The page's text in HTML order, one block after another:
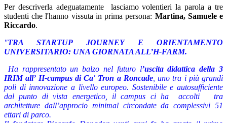
Per descriverla adeguatamente lasciamo volentieri la parola a tre
studenti che l'hanno vissuta in prima persona: Martina, Samuele e
Riccardo.
"TRA STARTUP JOURNEY E ORIENTAMENTO
UNIVERSITARIO: UNA GIORNATA ALL’H-FARM.
Ha rappresentato un balzo nel futuro l’uscita didattica della 3
IRIM all’ H-campus di Ca' Tron a Roncade, uno tra i più grandi
poli di innovazione a livello europeo. Sostenibile e autosufficiente
dal punto di vista energetico, il campus ci ha accolti tra
architetture dall’approcio minimal circondate da complessivi 51
ettari di parco.